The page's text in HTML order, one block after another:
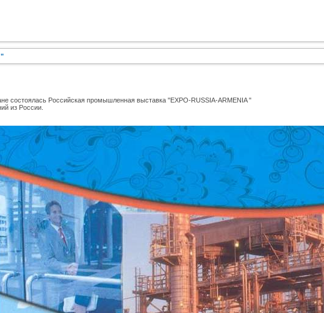
"
состоялась Российская промышленная выставка "EXPO-RUSSIA-ARMENIA "
из России.